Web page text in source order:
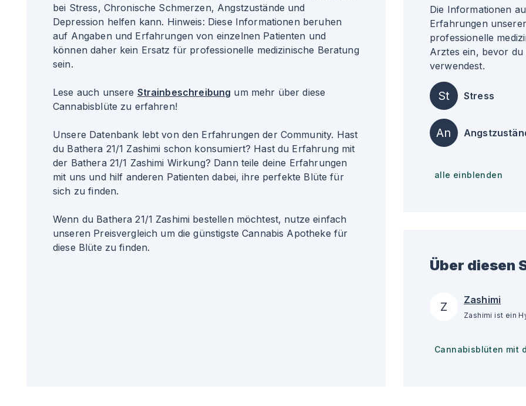
bei Stress, Chronische Schmerzen, Angstzustände und
Depression helfen kann. Hinweis: Diese Informationen beruhen
auf Angaben und Erfahrungen von einzelnen Patienten und
können daher kein Ersatz für professionelle medizinische Beratung
sein.
Lese auch unsere Strainbeschreibung um mehr über diese
Cannabisblüte zu erfahren!
Unsere Datenbank lebt von den Erfahrungen der Community. Hast
du Bathera 21/1 Zashimi schon konsumiert? Hast du Erfahrung mit
der Bathera 21/1 Zashimi Wirkung? Dann teile deine Erfahrungen
mit uns und hilf anderen Patienten dabei, ihre perfekte Blüte für
sich zu finden.
Wenn du Bathera 21/1 Zashimi bestellen möchtest, nutze einfach
unseren Preisvergleich um die günstigste Cannabis Apotheke für
diese Blüte zu finden.
Die Informationen
Erfahrungen
professionelle
Arztes ein, bevor
verwendest.
St Stress
An
alle einblenden
Über diesen
Z Zashimi
Cannabisblüten mit